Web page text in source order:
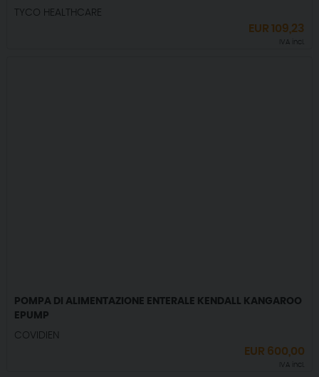
TYCO HEALTHCARE
EUR109,23
IVA incl.
POMPA DI ALIMENTAZIONE ENTERALE KENDALL KANGAROO
EPUMP
COVIDIEN
EUR 600,00
IVA incl.